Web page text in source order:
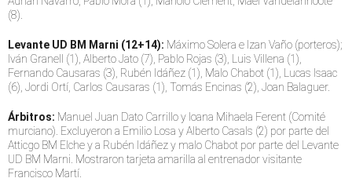
(8).
Levante UD BM Marni (12+14): Máximo Solera e Izan Vaño (porteros);
Iván Granell (1), Alberto Jato (7), Pablo Rojas (3), Luis Villena (1),
Fernando Causaras (3), Rubén Idáñez (1), Malo Chabot (1), Lucas Isaac
(6), Jordi Ortí, Carlos Causaras (1), Tomás Encinas (2), Joan Balaguer.
Árbitros: Manuel Juan Dato Carrillo y Ioana Mihaela Ferent (Comité
murciano). Excluyeron a Emilio Losa y Alberto Casals (2) por parte del
Atticgo BM Elche y a Rubén Idáñez y malo Chabot por parte del Levante
UD BM Marni. Mostraron tarjeta amarilla al entrenador visitante
Francisco Martí.